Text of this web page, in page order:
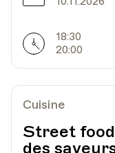
Horarires
18:30
20:00
Cuisine
Street
des